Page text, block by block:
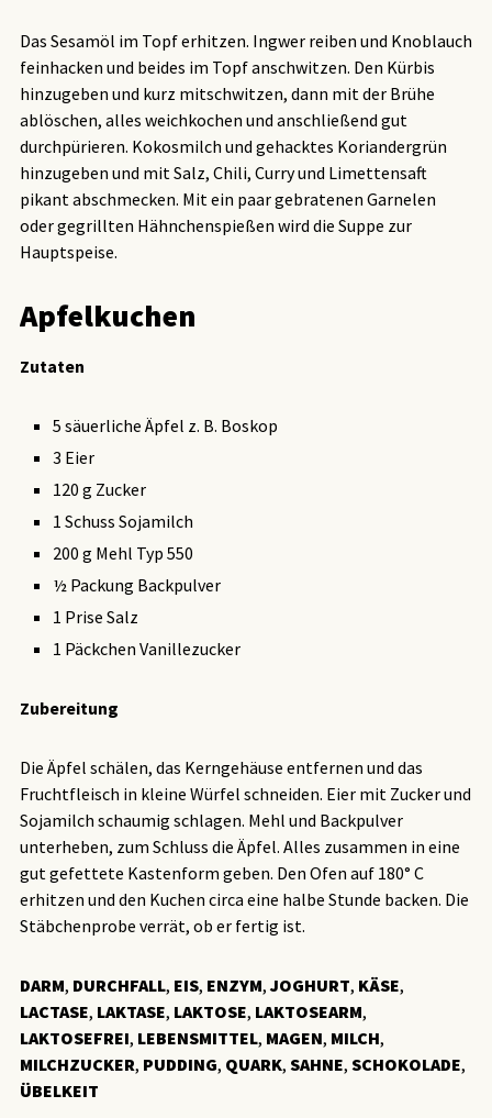
Das Sesamöl im Topf erhitzen. Ingwer reiben und Knoblauch
feinhacken und beides im Topf anschwitzen. Den Kürbis
hinzugeben und kurz mitschwitzen, dann mit der Brühe
ablöschen, alles weichkochen und anschließend gut
durchpürieren. Kokosmilch und gehacktes Koriandergrün
hinzugeben und mit Salz, Chili, Curry und Limettensaft
pikant abschmecken. Mit ein paar gebratenen Garnelen
oder gegrillten Hähnchenspießen wird die Suppe zur
Hauptspeise.
Apfelkuchen
Zutaten
5 säuerliche Äpfel z. B. Boskop
3 Eier
120 g Zucker
1 Schuss Sojamilch
200 g Mehl Typ 550
½ Packung Backpulver
1 Prise Salz
1 Päckchen Vanillezucker
Zubereitung
Die Äpfel schälen, das Kerngehäuse entfernen und das
Fruchtfleisch in kleine Würfel schneiden. Eier mit Zucker und
Sojamilch schaumig schlagen. Mehl und Backpulver
unterheben, zum Schluss die Äpfel. Alles zusammen in eine
gut gefettete Kastenform geben. Den Ofen auf 180° C
erhitzen und den Kuchen circa eine halbe Stunde backen. Die
Stäbchenprobe verrät, ob er fertig ist.
DARM, DURCHFALL, EIS, ENZYM, JOGHURT, KÄSE,
LACTASE, LAKTASE, LAKTOSE, LAKTOSEARM,
LAKTOSEFREI, LEBENSMITTEL, MAGEN, MILCH,
MILCHZUCKER, PUDDING, QUARK, SAHNE, SCHOKOLADE,
ÜBELKEIT